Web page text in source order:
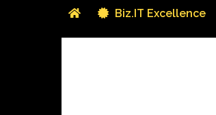
Biz.IT Excellence